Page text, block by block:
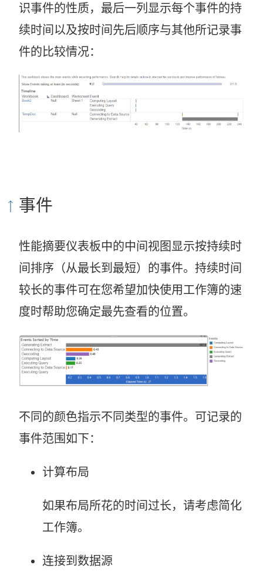
识事件的性质，最后一列显示每个事件的持
续时间以及按时间先后顺序与其他所记录事
件的比较情况：
事件
性能摘要仪表板中的中间视图显示按持续时
间排序（从最长到最短）的事件。持续时间
较长的事件可在您希望加快使用工作簿的速
度时帮助您确定最先查看的位置。
不同的颜色指示不同类型的事件。可记录的
事件范围如下：
计算布局
如果布局所花的时间过长，请考虑简化
工作簿。
连接到数据源